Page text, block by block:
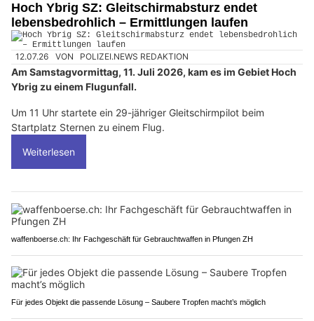
Hoch Ybrig SZ: Gleitschirmabsturz endet
lebensbedrohlich – Ermittlungen laufen
12.07.26 VON POLIZEI.NEWS REDAKTION
Am Samstagvormittag, 11. Juli 2026, kam es im Gebiet Hoch
Ybrig zu einem Flugunfall.
Um 11 Uhr startete ein 29-jähriger Gleitschirmpilot beim
Startplatz Sternen zu einem Flug.
Weiterlesen
waffenboerse.ch: Ihr Fachgeschäft für Gebrauchtwaffen in Pfungen ZH
Für jedes Objekt die passende Lösung – Saubere Tropfen macht’s möglich